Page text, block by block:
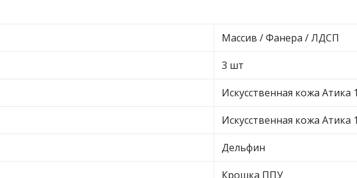
Массив / Фанера / ЛДСП
3 шт
Искусственная кожа Атика
Искусственная кожа Атика
Дельфин
Крошка ППУ